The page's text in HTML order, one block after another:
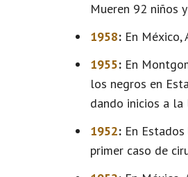
Mueren 92 niños
1958: En
1955: En
los negros en
dando inicios a la
1952: En
primer caso de